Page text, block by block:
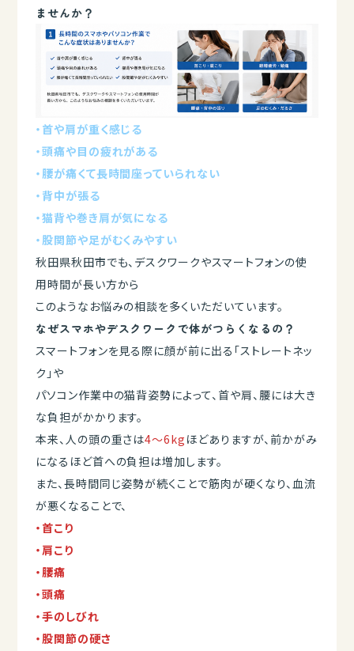
ませんか？
・首や肩が重く感じる
・頭痛や目の疲れがある
・腰が痛くて長時間座っていられない
・背中が張る
・猫背や巻き肩が気になる
・股関節や足がむくみやすい
秋田県秋田市でも、デスクワークやスマートフォンの使
用時間が長い方から
このようなお悩みの相談を多くいただいています。
なぜスマホやデスクワークで体がつらくなるの？
スマートフォンを見る際に顔が前に出る「ストレートネッ
ク」や
パソコン作業中の猫背姿勢によって、首や肩、腰には大き
な負担がかかります。
本来、人の頭の重さは4～6kg ほどありますが、前かがみ
になるほど首への負担は増加します。
また、長時間同じ姿勢が続くことで筋肉が硬くなり、血流
が悪くなることで、
・首こり
・肩こり
・腰痛
・頭痛
・手のしびれ
・股関節の硬さ